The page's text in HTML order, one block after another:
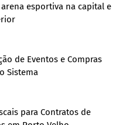
esportiva na capital e
de Eventos e Compras
Sistema
para Contratos de